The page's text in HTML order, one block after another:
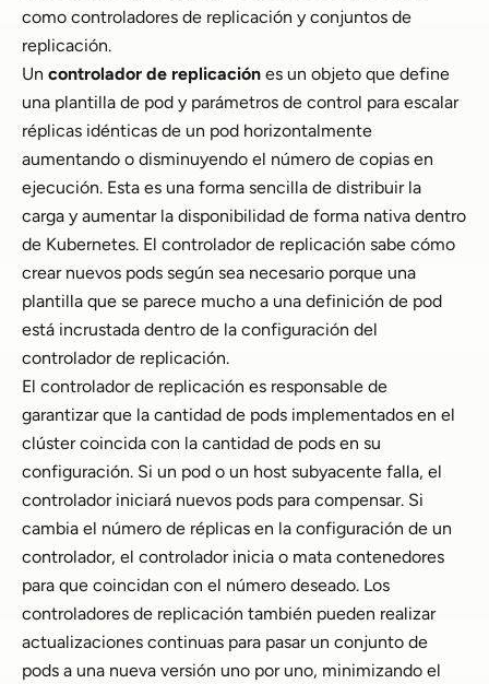
como controladores de replicación y conjuntos de
replicación.
Un controlador de replicación es un objeto que define
una plantilla de pod y parámetros de control para escalar
réplicas idénticas de un pod horizontalmente
aumentando o disminuyendo el número de copias en
ejecución. Esta es una forma sencilla de distribuir la
carga y aumentar la disponibilidad de forma nativa dentro
de Kubernetes. El controlador de replicación sabe cómo
crear nuevos pods según sea necesario porque una
plantilla que se parece mucho a una definición de pod
está incrustada dentro de la configuración del
controlador de replicación.
El controlador de replicación es responsable de
garantizar que la cantidad de pods implementados en el
clúster coincida con la cantidad de pods en su
configuración. Si un pod o un host subyacente falla, el
controlador iniciará nuevos pods para compensar. Si
cambia el número de réplicas en la configuración de un
controlador, el controlador inicia o mata contenedores
para que coincidan con el número deseado. Los
controladores de replicación también pueden realizar
actualizaciones continuas para pasar un conjunto de
pods a una nueva versión uno por uno, minimizando el